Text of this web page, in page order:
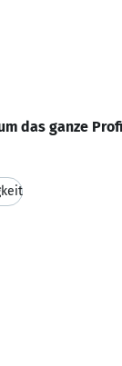
das ganze